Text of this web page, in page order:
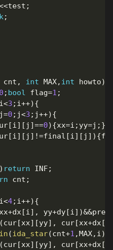
test ;
;
cnt , int MAX, int howto)
0 ; bool flag=1 ;
i<3 ; i++) {
=0 ; j<3 ; j++) {
[i] [ j ]==0) {xx=i ; yy=j ; }
[i] [ j ] !=final [i] [ j ] ) {
) return INF;
cnt ;
i<4; i++) {
+dx[i] , yy+dy[i] )&&pre
(cur[xx] [yy] , cur[xx+dx[
(ida_star(cnt+1 ,MAX, i)
(cur[xx] [yy] , cur[xx+dx[